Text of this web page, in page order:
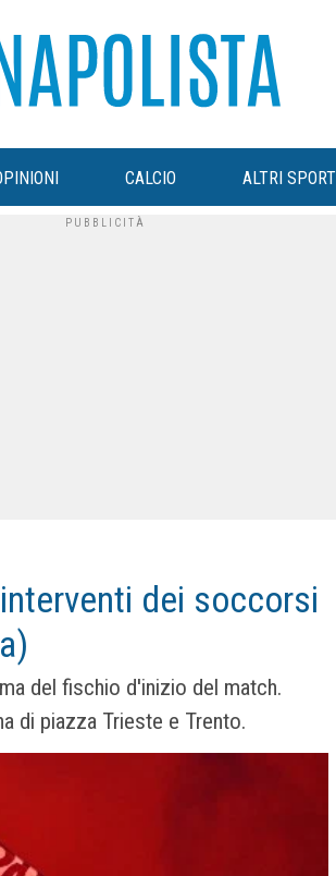
CALCIO ALTRI SPORT
dei soccorsi
del fischio d'inizio del match.
di piazza Trieste e Trento.